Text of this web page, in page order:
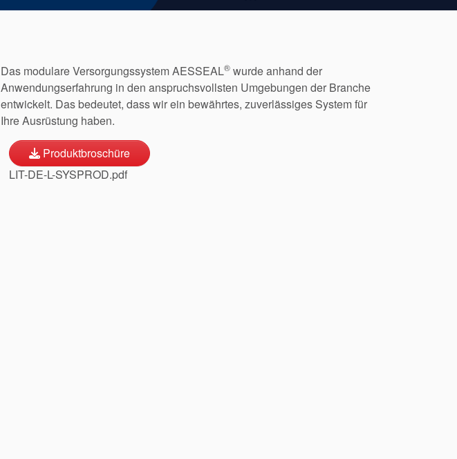
Das modulare Versorgungssystem AESSEAL® wurde anhand der
Anwendungserfahrung in den anspruchsvollsten Umgebungen der Branche
entwickelt. Das bedeutet, dass wir ein bewährtes, zuverlässiges System für
Ihre Ausrüstung haben.
Produktbroschüre
LIT-DE-L-SYSPROD.pdf